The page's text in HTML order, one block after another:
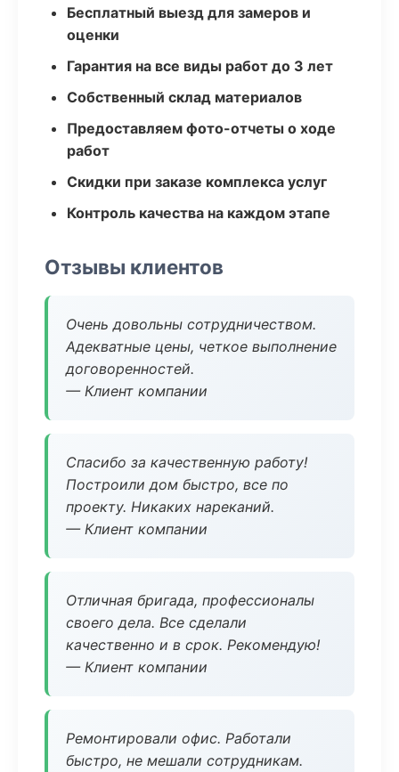
Бесплатный выезд для замеров и
оценки
Гарантия на все виды работ до 3 лет
Собственный склад материалов
Предоставляем фото-отчеты о ходе
работ
Скидки при заказе комплекса услуг
Контроль качества на каждом этапе
Отзывы клиентов
Очень довольны сотрудничеством.
Адекватные цены, четкое выполнение
договоренностей.
— Клиент компании
Спасибо за качественную работу!
Построили дом быстро, все по
проекту. Никаких нареканий.
— Клиент компании
Отличная бригада, профессионалы
своего дела. Все сделали
качественно и в срок. Рекомендую!
— Клиент компании
Ремонтировали офис. Работали
быстро, не мешали сотрудникам.